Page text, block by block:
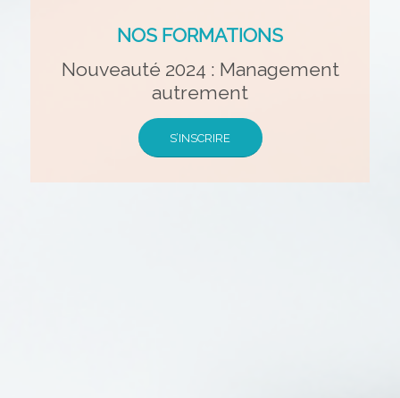
NOS FORMATIONS
Nouveauté 2024 : Management
autrement
S’INSCRIRE